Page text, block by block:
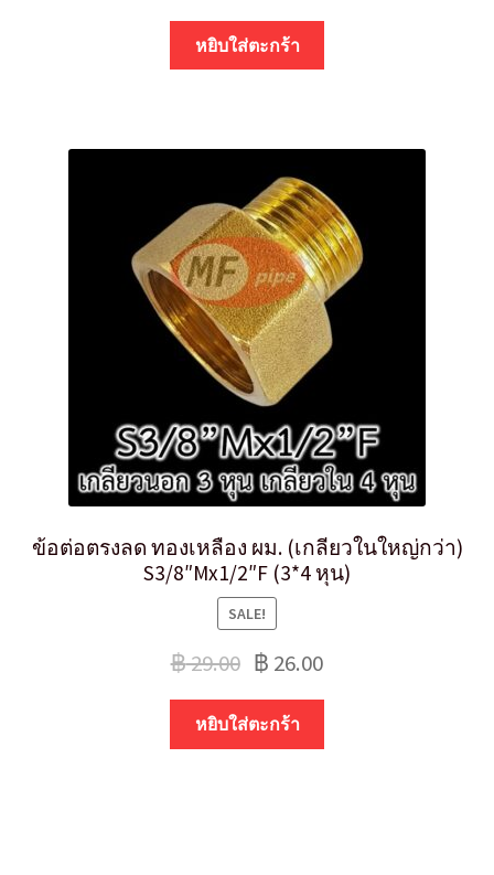
หยิบใส่ตะกร้า
ข้อต่อตรงลด ทองเหลือง ผม. (เกลียวในใหญ่กว่า)
S3/8″Mx1/2″F (3*4 หุน)
SALE!
฿29.00 ฿ 26.00
หยิบใส่ตะกร้า